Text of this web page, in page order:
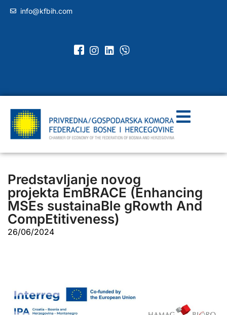
info@kfbih.com
Predstavljanje novog
projekta EmBRACE (Enhancing
MSEs sustainaBle gRowth And
CompEtitiveness)
26/06/2024